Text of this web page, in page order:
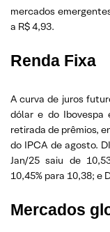
mercados
a R$ 4,93.
Renda Fixa
A curva de juros
dólar e do Ibovespa
retirada de prêmios,
do IPCA de agosto.
Jan/25 saiu de
10,45% para 10,38; e
Mercados